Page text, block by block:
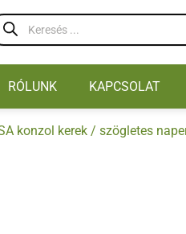
RÓLUNK KAPCSOLAT
konzol kerek / szögletes